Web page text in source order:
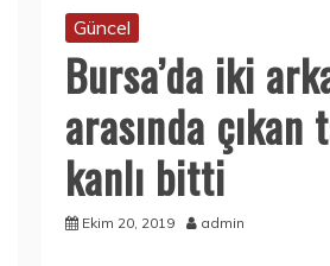
Güncel
Bursa’da iki
arasında çıkan
kanlı bitti
Ekim 20, 2019 admin